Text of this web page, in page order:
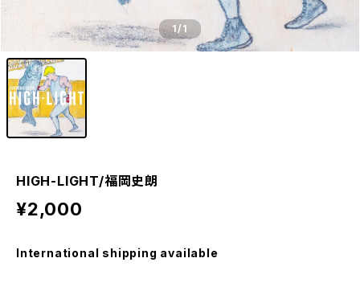
1/1
HIGH-LIGHT/福岡史朗
¥2,000
International shipping available